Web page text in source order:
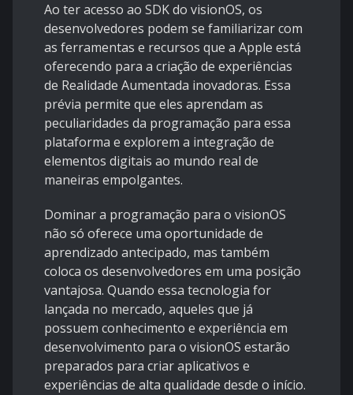
Ao ter acesso ao SDK do visionOS, os
desenvolvedores podem se familiarizar com
as ferramentas e recursos que a Apple está
oferecendo para a criação de experiências
de Realidade Aumentada inovadoras. Essa
prévia permite que eles aprendam as
peculiaridades da programação para essa
plataforma e explorem a integração de
elementos digitais ao mundo real de
maneiras empolgantes.
Dominar a programação para o visionOS
não só oferece uma oportunidade de
aprendizado antecipado, mas também
coloca os desenvolvedores em uma posição
vantajosa. Quando essa tecnologia for
lançada no mercado, aqueles que já
possuem conhecimento e experiência em
desenvolvimento para o visionOS estarão
preparados para criar aplicativos e
experiências de alta qualidade desde o início.